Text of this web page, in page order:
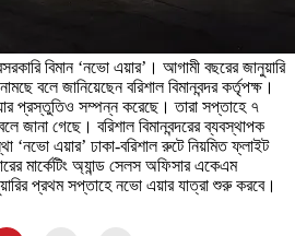
বিমান ‘নভো এয়ার’। আগামী বছরের জানুয়ারি
বলে জানিয়েছেন বরিশাল বিমানবন্দর কর্তৃপক্ষ।
প্রস্তুতিও সম্পন্ন করেছে। তারা সপ্তাহে ৭
জানা গেছে। বরিশাল বিমানবন্দরের ব্যবস্থাপক
‘নভো এয়ার’ ঢাকা-বরিশাল রুটে নিয়মিত ফ্লাইট
মার্কেটিং অ্যান্ড সেলস অফিসার একেএম
প্রথম সপ্তাহে নভো এয়ার যাত্রা শুরু করবে।